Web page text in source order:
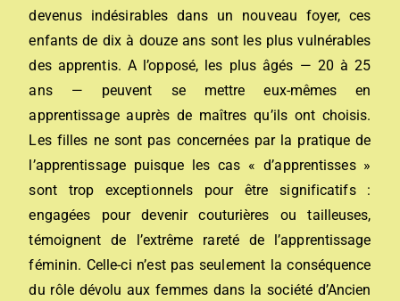
devenus indésirables dans un nouveau foyer, ces
enfants de dix à douze ans sont les plus vulnérables
des apprentis. A l’opposé, les plus âgés — 20 à 25
ans — peuvent se mettre eux-mêmes en
apprentissage auprès de maîtres qu’ils ont choisis.
Les filles ne sont pas concernées par la pratique de
l’apprentissage puisque les cas « d’apprentisses »
sont trop exceptionnels pour être significatifs :
engagées pour devenir couturières ou tailleuses,
témoignent de l’extrême rareté de l’apprentissage
féminin. Celle-ci n’est pas seulement la conséquence
du rôle dévolu aux femmes dans la société d’Ancien